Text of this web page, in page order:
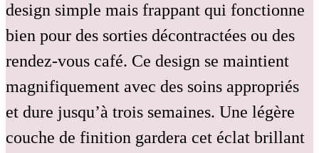
design simple mais frappant qui fonctionne
bien pour des sorties décontractées ou des
rendez-vous café. Ce design se maintient
magnifiquement avec des soins appropriés
et dure jusqu’à trois semaines. Une légère
couche de finition gardera cet éclat brillant